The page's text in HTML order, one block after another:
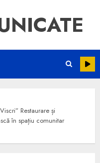
Restaurare și
în spațiu comunitar